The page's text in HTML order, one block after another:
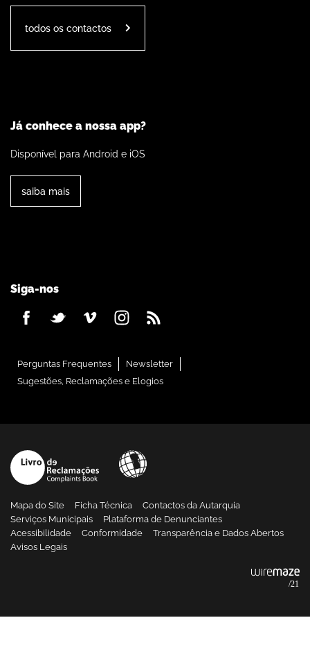
todos os contactos
Já conhece a nossa app?
Disponível para Android e iOS
saiba mais
Siga-nos
Perguntas Frequentes
Newsletter
Sugestões, Reclamações e Elogios
Mapa do Site Ficha Técnica
Contactos da Autarquia
Serviços Municipais
Plataforma de Denunciantes
Acessibilidade
Conformidade
Transparência e Dados Abertos
Avisos Legais